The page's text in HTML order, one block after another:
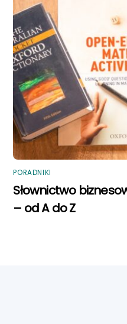
PORADNIKI
Słownictwo
– od A do Z